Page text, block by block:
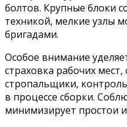
болтов. Крупные блоки
техникой, мелкие узлы
бригадами.
Особое внимание
страховка рабочих
стропальщики,
в процессе сборки.
минимизирует простои